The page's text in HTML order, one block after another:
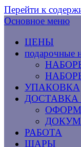
Перейти к
Основное меню
ЦЕНЫ
подарочные
УПАКОВКА
ДОСТАВКА
РАБОТА
ШАРЫ